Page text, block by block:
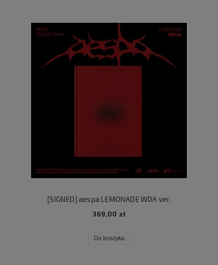
[SIGNED] aespa LEMONADE WDA ver.
369,00 zł
Do koszyka